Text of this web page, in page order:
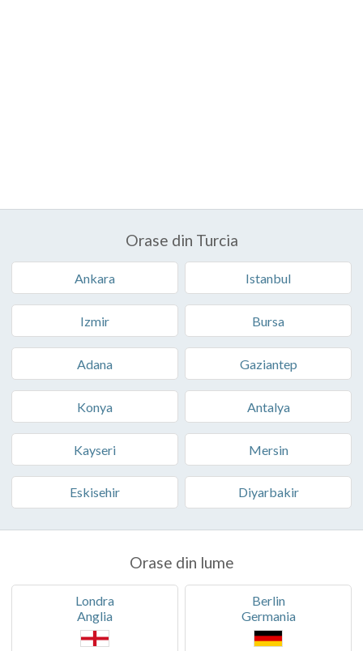
Orase din Turcia
Ankara Istanbul
Izmir Bursa
Adana Gaziantep
Konya Antalya
Kayseri Mersin
Eskisehir Diyarbakir
Orase din lume
Londra
Anglia
Berlin
Germania